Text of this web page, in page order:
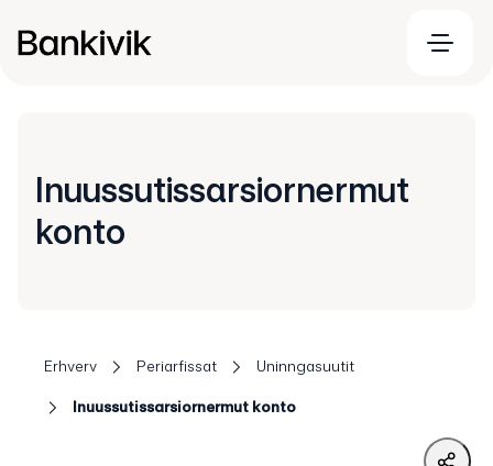
Inuussutissarsiornermut
konto
Erhverv Periarfissat Uninngasuutit
Inuussutissarsiornermut konto